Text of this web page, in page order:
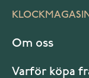
Om oss
Varför köpa